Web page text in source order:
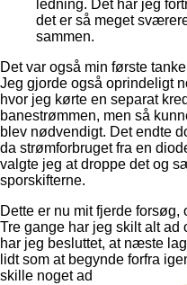
ledning. Det har jeg
det er så meget
sammen.
Det var også min første
Jeg gjorde også oprindeligt
hvor jeg kørte en separat
banestrømmen, men så
blev nødvendigt. Det endte
da strømforbruget fra en
valgte jeg at droppe det og
sporskifterne.
Dette er nu mit fjerde forsøg,
Tre gange har jeg skilt alt ad
har jeg besluttet, at næste
lidt som at begynde forfra
skille noget ad